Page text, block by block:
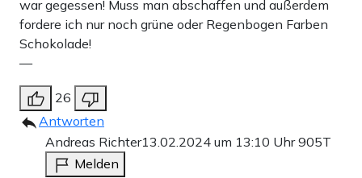
war gegessen! Muss man abschaffen und außerdem
fordere ich nur noch grüne oder Regenbogen Farben
Schokolade!
—
26
Antworten
Andreas Richter13.02.2024 um 13:10 Uhr905T
Melden